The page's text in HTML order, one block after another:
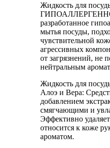
Жидкость для
ГИПОАЛЛЕРГЕННО
разработанное
мытья посуды,
чувствительной
агрессивных
от загрязнений, не
нейтральным
Жидкость для
Алоэ и Вера:
добавлением
смягчающими и
Эффективно
относится к коже
ароматом.